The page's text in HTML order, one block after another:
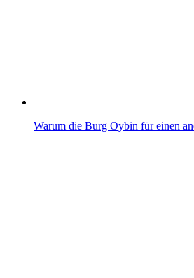
Warum die Burg Oybin für einen